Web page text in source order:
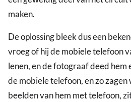
maken.
De oplossing bleek dus een
vroeg of hij de mobiele telefoon
lenen, en de fotograaf deed hem
de mobiele telefoon, en zo
beelden van hem met telefoon,